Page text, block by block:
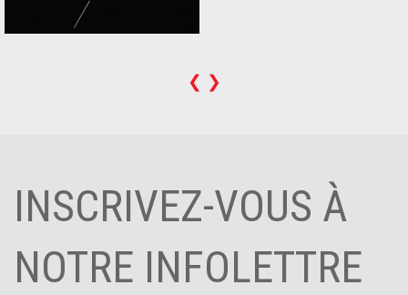
❮ ❯
INSCRIVEZ-VOUS À
NOTRE INFOLETTRE